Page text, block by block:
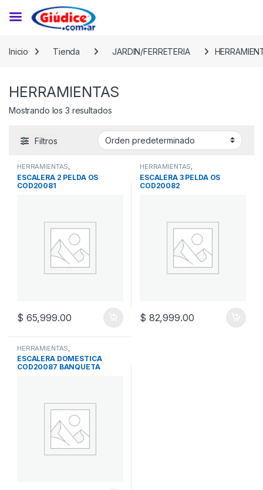
Inicio
Tienda JARDIN/FERRETERIA
HERRAMIENTAS
Mostrando los 3 resultados
Filtros
HERRAMIENTAS,
JARDIN/FERRETERIA
ESCALERA 2 PELDA OS
COD20081
$ 65,999.00
HERRAMIENTAS,
JARDIN/FERRETERIA
ESCALERA 3 PELDA OS
COD20082
$ 82,999.00
HERRAMIENTAS
JARDIN/FERRETERIA
ESCALERA DOMESTICA
COD20087 BANQUETA